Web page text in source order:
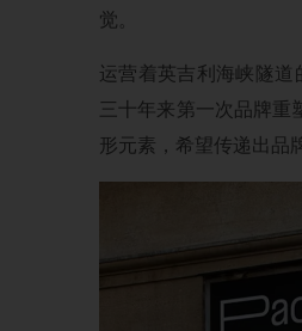
觉。
运营着英吉利海峡隧道
三十年来第一次品牌重
形元素，希望传递出品